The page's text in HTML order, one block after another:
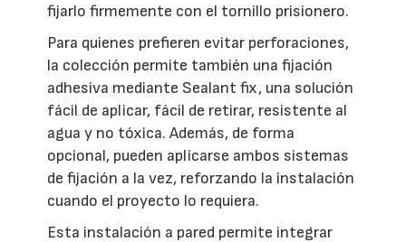
fijarlo firmemente con el tornillo prisionero.
Para quienes prefieren evitar perforaciones,
la colección permite también una fijación
adhesiva mediante Sealant fix, una solución
fácil de aplicar, fácil de retirar, resistente al
agua y no tóxica. Además, de forma
opcional, pueden aplicarse ambos sistemas
de fijación a la vez, reforzando la instalación
cuando el proyecto lo requiera.
Esta instalación a pared permite integrar